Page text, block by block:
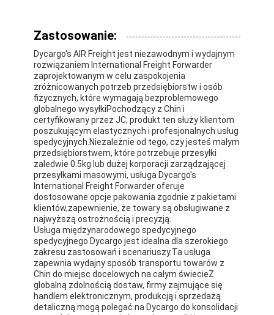
Transport kolejowy
Wyślij do Amazonu
Transport ciężarowy
Usługa magazynowania
Zastosowanie:
Dycargo's AIR Freight jest niezawodnym i wydajnym
rozwiązaniem International Freight Forwarder
zaprojektowanym w celu zaspokojenia
zróżnicowanych potrzeb przedsiębiorstw i osób
fizycznych, które wymagają bezproblemowego
globalnego wysyłkiPochodzący z Chin i
certyfikowany przez JC, produkt ten służy klientom
poszukującym elastycznych i profesjonalnych usług
spedycyjnych.Niezależnie od tego, czy jesteś małym
przedsiębiorstwem, które potrzebuje przesyłki
zaledwie 0.5kg lub dużej korporacji zarządzającej
przesyłkami masowymi, usługa Dycargo's
International Freight Forwarder oferuje
dostosowane opcje pakowania zgodnie z pakietami
klientów,zapewnienie, że towary są obsługiwane z
najwyższą ostrożnością i precyzją.
Usługa międzynarodowego spedycyjnego
spedycyjnego Dycargo jest idealna dla szerokiego
zakresu zastosowań i scenariuszy.Ta usługa
zapewnia wydajny sposób transportu towarów z
Chin do miejsc docelowych na całym świecieZ
globalną zdolnością dostaw, firmy zajmujące się
handlem elektronicznym, produkcją i sprzedażą
detaliczną mogą polegać na Dycargo do konsolidacji